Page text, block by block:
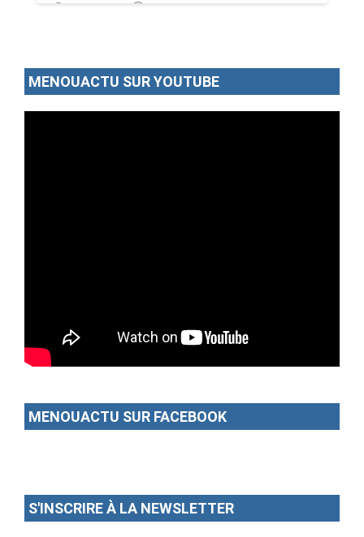
23/06/19 Par MenouActu 25
MENOUACTU SUR YOUTUBE
MENOUACTU SUR FACEBOOK
S'INSCRIRE À LA NEWSLETTER